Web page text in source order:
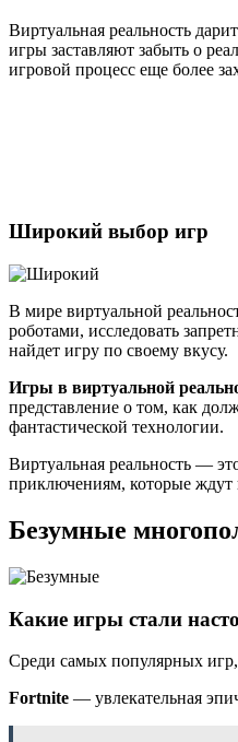
Виртуальная реальность
игры заставляют забыть о
игровой процесс еще более
Широкий выбор игр
В мире виртуальной
роботами, исследовать
найдет игру по своему вкусу.
Игры в виртуальной
представление о том, как
фантастической технологии.
Виртуальная реальность —
приключениям, которые ждут
Безумные
Какие игры стали
Среди самых популярных
Fortnite — увлекательная